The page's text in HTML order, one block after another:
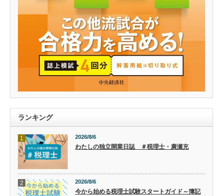
ランキング
1 2026/8/6
わたしの独立開業日誌 ＃税理士・廣瀬充
2 2026/8/6
今から始める税理士試験スタートガイド～簿記